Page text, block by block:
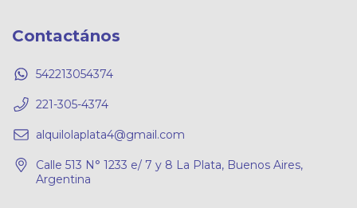
Contactános
542213054374
221-305-4374
alquilolaplata4@gmail.com
Calle 513 N° 1233 e/ 7 y 8 La Plata, Buenos Aires,
Argentina